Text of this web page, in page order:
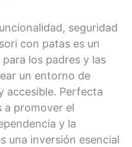
seguridad
con patas es un
los padres y las
un entorno de
accesible. Perfecta
a promover el
y la
una inversión esencial